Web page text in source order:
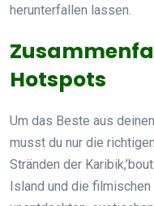
herunterfallen lassen.
Hotspots
Um das Beste aus
musst du nur die richtigen
Stränden der
Island und die filmischen